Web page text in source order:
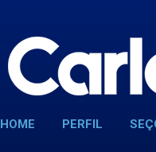
HOME PERFIL